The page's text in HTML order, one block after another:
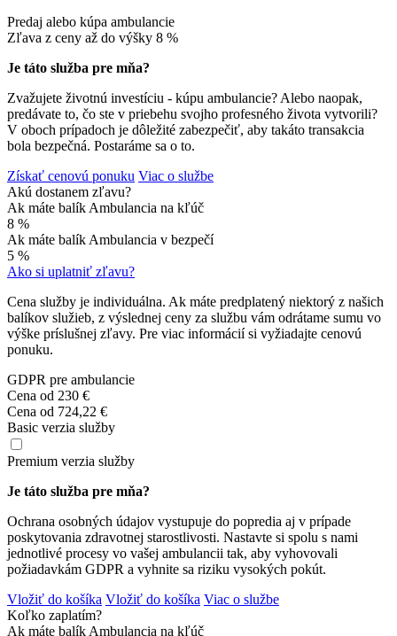
Predaj alebo kúpa ambulancie
Zľava z ceny až do výšky 8 %
Je táto služba pre mňa?
Zvažujete životnú investíciu - kúpu ambulancie? Alebo naopak,
predávate to, čo ste v priebehu svojho profesného života vytvorili?
V oboch prípadoch je dôležité zabezpečiť, aby takáto transakcia
bola bezpečná. Postaráme sa o to.
Získať cenovú ponuku Viac o službe
Akú dostanem zľavu?
Ak máte balík Ambulancia na kľúč
8 %
Ak máte balík Ambulancia v bezpečí
5 %
Ako si uplatniť zľavu?
Cena služby je individuálna. Ak máte predplatený niektorý z našich
balíkov služieb, z výslednej ceny za službu vám odrátame sumu vo
výške príslušnej zľavy. Pre viac informácií si vyžiadajte cenovú
ponuku.
GDPR pre ambulancie
Cena od 230 €
Cena od 724,22 €
Basic verzia služby
Premium verzia služby
Je táto služba pre mňa?
Ochrana osobných údajov vystupuje do popredia aj v prípade
poskytovania zdravotnej starostlivosti. Nastavte si spolu s nami
jednotlivé procesy vo vašej ambulancii tak, aby vyhovovali
požiadavkám GDPR a vyhnite sa riziku vysokých pokút.
Vložiť do košíka Vložiť do košíka Viac o službe
Koľko zaplatím?
Ak máte balík Ambulancia na kľúč